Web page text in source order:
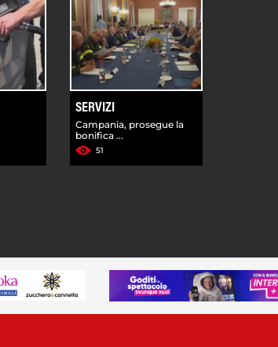
SERVIZI
Campania, prosegue la
bonifica ...
51